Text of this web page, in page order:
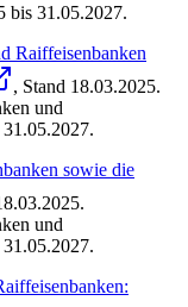
bis 31.05.2027.
Raiffeisenbanken
, Stand 18.03.2025.
und
.
sowie die
.
und
.